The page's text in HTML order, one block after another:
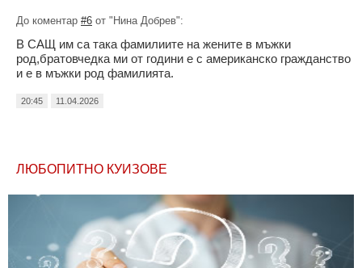
До коментар #6 от "Нина Добрев":
В САЩ им са така фамилиите на жените в мъжки
род,братовчедка ми от години е с американско гражданство
и е в мъжки род фамилията.
20:45 11.04.2026
ЛЮБОПИТНО КУИЗОВЕ